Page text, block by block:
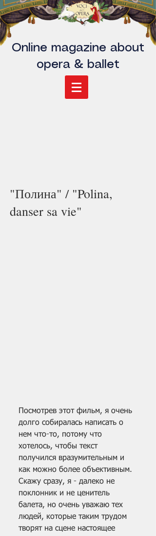
Online magazine about
opera & ballet
"Полина" / "Polina,
danser sa vie"
Посмотрев этот фильм, я очень
долго собиралась написать о
нем что-то, потому что
хотелось, чтобы текст
получился вразумительным и
как можно более объективным.
Скажу сразу, я - далеко не
поклонник и не ценитель
балета, но очень уважаю тех
людей, которые таким трудом
творят на сцене настоящее